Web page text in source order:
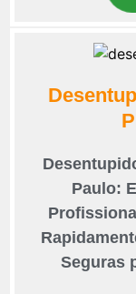
Paulo:
Seguras